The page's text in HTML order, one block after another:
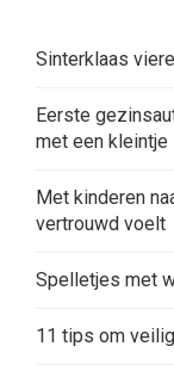
Sinterklaas
Eerste
met een kleintje
Met kinderen
vertrouwd voelt
Spelletjes met
11 tips om